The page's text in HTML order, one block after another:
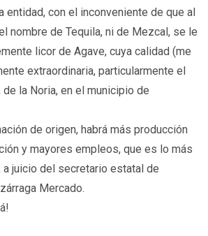
entidad, con el inconveniente de que al
nombre de Tequila, ni de Mezcal, se le
licor de Agave, cuya calidad (me
extraordinaria, particularmente el
la Noria, en el municipio de
de origen, habrá más producción
y mayores empleos, que es lo más
juicio del secretario estatal de
Mercado.